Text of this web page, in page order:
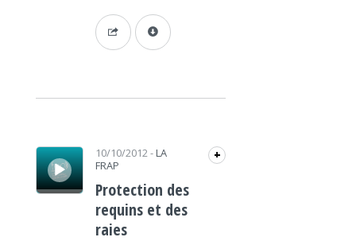
Lecteur audio 10/10/2012- LA
FRAP
+
Protection des
requins et des
raies